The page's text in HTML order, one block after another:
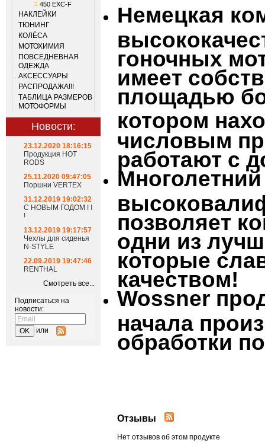
450 EXC-F
НАКЛЕЙКИ
ТЮНИНГ
КОЛЁСА
МОТОХИМИЯ
ПОВСЕДНЕВНАЯ
ОДЕЖДА
АКСЕССУАРЫ
РАСПРОДАЖА!!!
ТАБЛИЦА РАЗМЕРОВ
МОТОФОРМЫ
Новости:
23.12.2020 18:16:15
Продукция HOT
RODS
25.11.2020 09:47:05
Поршни VERTEX
31.12.2019 19:02:32
С НОВЫМ ГОДОМ ! !
!
13.12.2019 19:17:57
Чехлы для сиденья
N-STYLE
22.09.2019 19:47:46
RENTHAL
Смотреть все...
Подписаться на
новости:
или
Немецкая
гоночных
имеет
площадью
котором
числовым
работают с
позволяет
одни из
которые
качеством!
Wossner
начала
обработки
Отзывы
Нет отзывов об этом продукте